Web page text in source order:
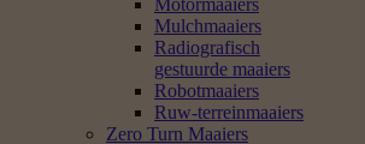
Motormaaiers
Mulchmaaiers
Radiografisch
gestuurde maaiers
Robotmaaiers
Ruw-terreinmaaiers
Zero Turn Maaiers